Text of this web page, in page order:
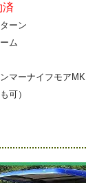
済
ーン
ム
マーナイフモア
可）